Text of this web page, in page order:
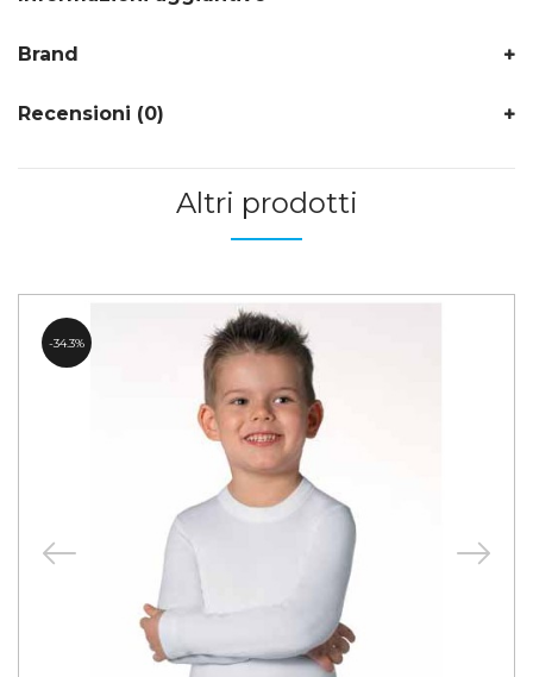
Brand
Recensioni (0)
Altri prodotti
34.3%